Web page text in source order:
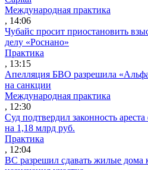
Международная практика
, 14:06
Чубайс просит приостановить
делу «Роснано»
Практика
, 13:15
Апелляция БВО разрешила
на санкции
Международная практика
, 12:30
Суд подтвердил законность
на 1,18 млрд руб.
Практика
, 12:04
ВС разрешил сдавать жилые дома